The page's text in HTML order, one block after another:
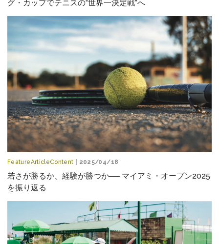
グ・カップでテニスの“世界一決定戦”へ
FeatureArticleContent | 2025/04/18
若さが勝るか、経験が勝つか── マイアミ・オープン2025
を振り返る